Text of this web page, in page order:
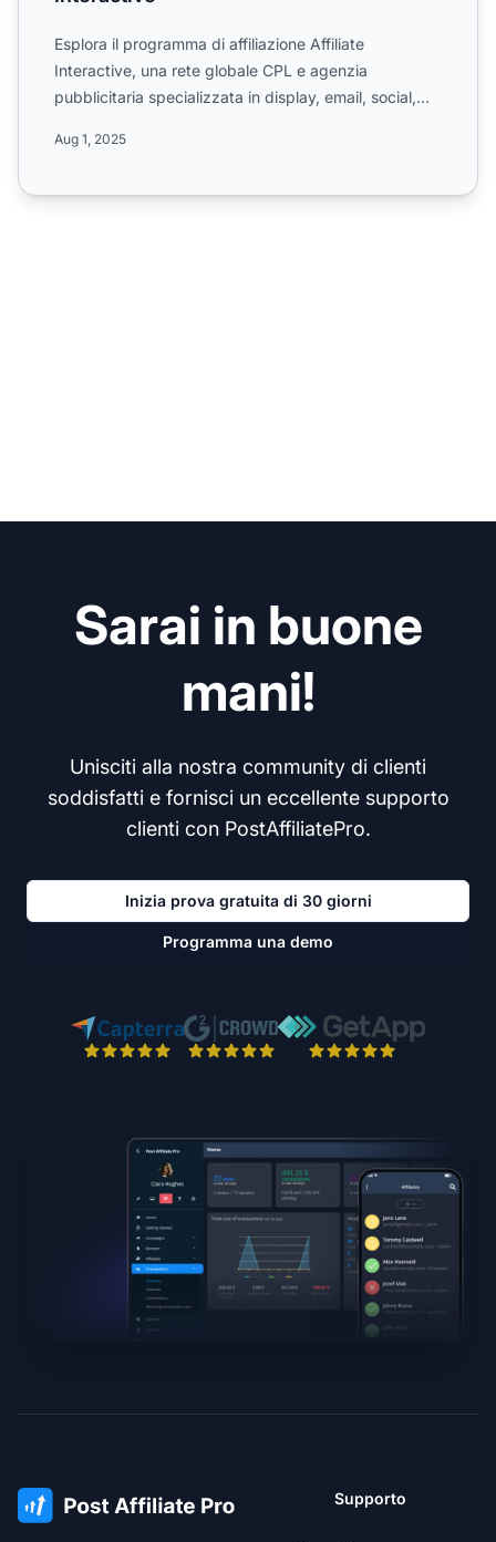
Esplora il programma di affiliazione Affiliate
Interactive, una rete globale CPL e agenzia
pubblicitaria specializzata in display, email, social,
Aug 1, 2025
Sarai in buone
mani!
Unisciti alla nostra community di clienti
soddisfatti e fornisci un eccellente supporto
clienti con PostAffiliatePro.
Inizia prova gratuita di 30 giorni
Programma una demo
Supporto